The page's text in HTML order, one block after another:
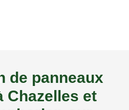
de panneaux
Chazelles et